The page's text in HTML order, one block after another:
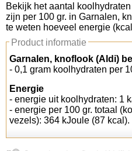
Koolhydraten tellen
Links
Bekijk het aantal
zijn per 100 gr. in Garnalen,
te weten hoeveel energie
Product informatie
Garnalen, knoflook (Aldi)
- 0,1 gram koolhydraten per
Energie
- energie uit koolhydraten: 1
- energie per 100 gr. totaal
vezels): 364 kJoule (87 kcal).